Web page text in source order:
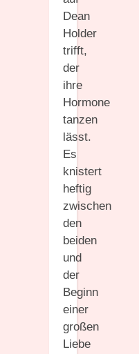
Dean
Holder
trifft,
der
ihre
Hormone
tanzen
lässt.
Es
knistert
heftig
zwischen
den
beiden
und
der
Beginn
einer
großen
Liebe